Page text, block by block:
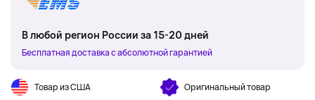
В любой регион России за 15-20 дней
Бесплатная доставка с абсолютной гарантией
Товар из США Оригинальный товар